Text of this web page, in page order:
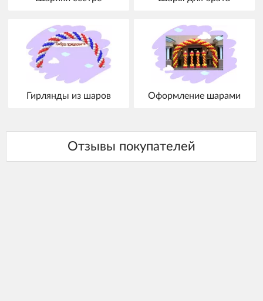
Гирлянды из шаров Оформление шарами